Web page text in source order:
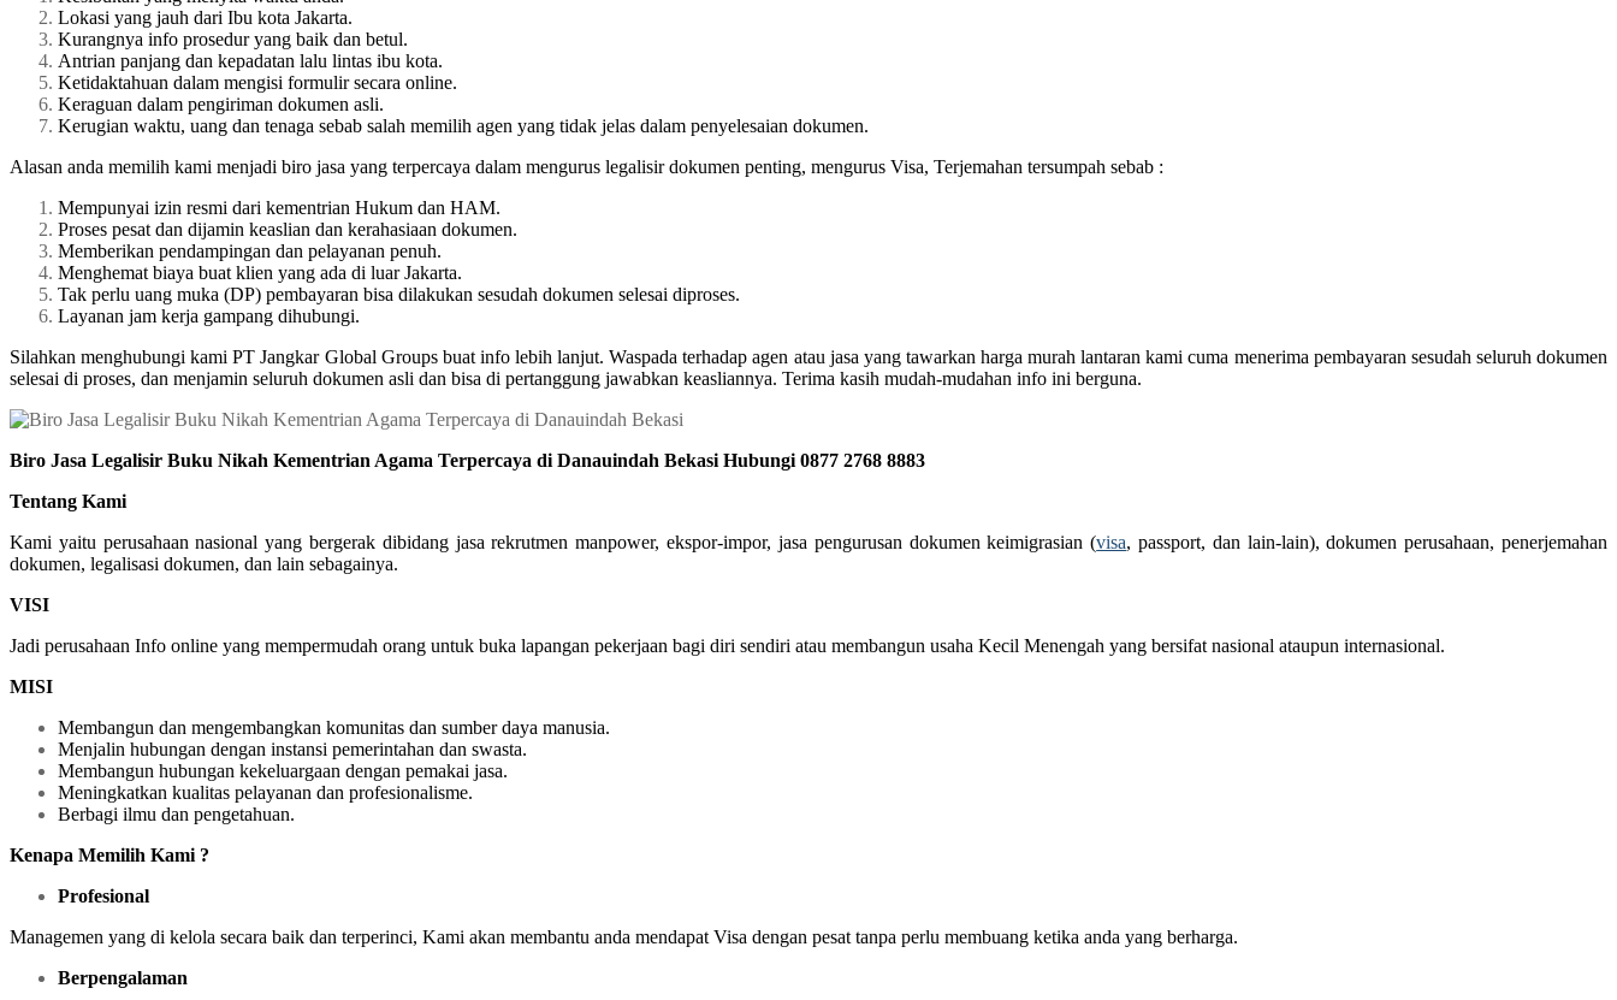
Lokasi yang jauh dari Ibu kota Jakarta.
Kurangnya info prosedur yang baik dan betul.
Antrian panjang dan kepadatan lalu lintas ibu kota.
Ketidaktahuan dalam mengisi formulir secara online.
Keraguan dalam pengiriman dokumen asli.
Kerugian waktu, uang dan tenaga sebab salah memilih agen yang tidak jelas dalam penyelesaian dokumen.
Alasan anda memilih kami menjadi biro jasa yang terpercaya dalam mengurus legalisir dokumen penting, mengurus Visa, Terjemahan tersumpah sebab :
Mempunyai izin resmi dari kementrian Hukum dan HAM.
Proses pesat dan dijamin keaslian dan kerahasiaan dokumen.
Memberikan pendampingan dan pelayanan penuh.
Menghemat biaya buat klien yang ada di luar Jakarta.
Tak perlu uang muka (DP) pembayaran bisa dilakukan sesudah dokumen selesai diproses.
Layanan jam kerja gampang dihubungi.
Silahkan menghubungi kami PT Jangkar Global Groups buat info lebih lanjut. Waspada terhadap agen atau jasa yang tawarkan harga murah lantaran kami cuma menerima pembayaran sesudah seluruh dokumen
selesai di proses, dan menjamin seluruh dokumen asli dan bisa di pertanggung jawabkan keasliannya. Terima kasih mudah-mudahan info ini berguna.
Biro Jasa Legalisir Buku Nikah Kementrian Agama Terpercaya di Danauindah Bekasi Hubungi 0877 2768 8883
Tentang Kami
Kami yaitu perusahaan nasional yang bergerak dibidang jasa rekrutmen manpower, ekspor-impor, jasa pengurusan dokumen keimigrasian (visa, passport, dan lain-lain), dokumen perusahaan, penerjemahan
dokumen, legalisasi dokumen, dan lain sebagainya.
VISI
Jadi perusahaan Info online yang mempermudah orang untuk buka lapangan pekerjaan bagi diri sendiri atau membangun usaha Kecil Menengah yang bersifat nasional ataupun internasional.
MISI
Membangun dan mengembangkan komunitas dan sumber daya manusia.
Menjalin hubungan dengan instansi pemerintahan dan swasta.
Membangun hubungan kekeluargaan dengan pemakai jasa.
Meningkatkan kualitas pelayanan dan profesionalisme.
Berbagi ilmu dan pengetahuan.
Kenapa Memilih Kami ?
Profesional
Managemen yang di kelola secara baik dan terperinci, Kami akan membantu anda mendapat Visa dengan pesat tanpa perlu membuang ketika anda yang berharga.
Berpengalaman